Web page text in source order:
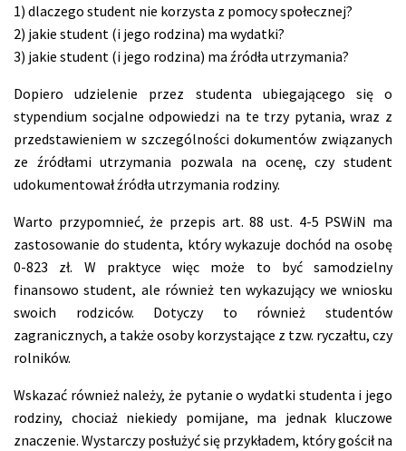
1) dlaczego student nie korzysta z pomocy społecznej?
2) jakie student (i jego rodzina) ma wydatki?
3) jakie student (i jego rodzina) ma źródła utrzymania?
Dopiero udzielenie przez studenta ubiegającego się o
stypendium socjalne odpowiedzi na te trzy pytania, wraz z
przedstawieniem w szczególności dokumentów związanych
ze źródłami utrzymania pozwala na ocenę, czy student
udokumentował źródła utrzymania rodziny.
Warto przypomnieć, że przepis art. 88 ust. 4-5 PSWiN ma
zastosowanie do studenta, który wykazuje dochód na osobę
0-823 zł. W praktyce więc może to być samodzielny
finansowo student, ale również ten wykazujący we wniosku
swoich rodziców. Dotyczy to również studentów
zagranicznych, a także osoby korzystające z tzw. ryczałtu, czy
rolników.
Wskazać również należy, że pytanie o wydatki studenta i jego
rodziny, chociaż niekiedy pomijane, ma jednak kluczowe
znaczenie. Wystarczy posłużyć się przykładem, który gościł na